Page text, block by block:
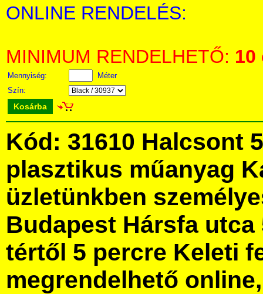
ONLINE RENDELÉS:
MINIMUM RENDELHETŐ: 10
Mennyiség:
Méter
Szín:
Kosárba
Kód: 31610 Halcsont
plasztikus műanyag
üzletünkben
Budapest Hársfa utca
tértől 5 percre Keleti
megrendelhető